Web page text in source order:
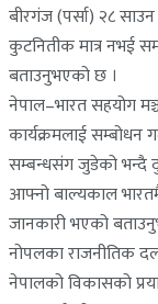
बीरगंज (पर्सा) २८
कुटनितीक मात्र नभई
बताउनुभएको छ ।
नेपाल–भारत सहयोग
कार्यक्रमलाई सम्बोधन
सम्बन्धसंग जुडेको भन्दै
आफ्नो बाल्यकाल
जानकारी भएको
नोपलका राजनीतिक
नेपालको विकासको